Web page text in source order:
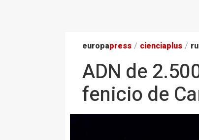
europapress / cienciaplus /
ADN de
fenicio de